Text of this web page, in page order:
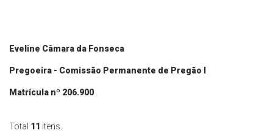
Eveline Câmara da Fonseca
Pregoeira - Comissão Permanente de Pregão I
Matrícula nº 206.900
Total 11 itens.